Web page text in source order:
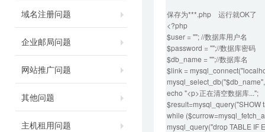
域名注册问题
企业邮局问题
网站推广问题
其他问题
主机租用问题
保存为***.php 运行就OK了
<?php
$user = ""; //数据库用户名
$password = "";//数据库密码
$db_name = "";//数据库名
$link =
echo "<p>正在清空数据库...";
$result=mysql_query("SHOW
while
mysql_query("drop TABLE IF